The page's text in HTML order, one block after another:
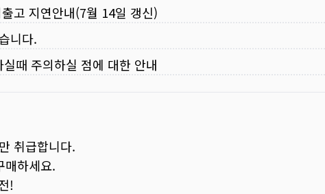
고 지연안내(7월 14일 갱신)
니다.
때 주의하실 점에 대한 안내
취급합니다.
매하세요.
!